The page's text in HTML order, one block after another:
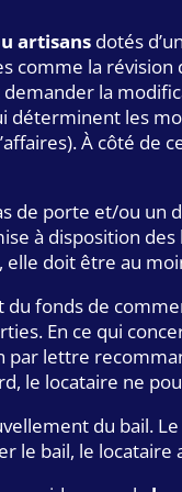
artisans dotés
comme la
la
les
À côté de
porte et/ou un
à disposition
, elle doit être au
fonds de
En ce qui
lettre
le locataire ne
du bail.
le bail, le locataire